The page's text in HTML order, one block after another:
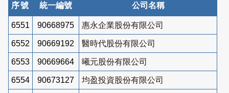
序號 統一編號 公司名稱
6551 90668975 惠永企業股份有限公司
6552 90669192 醫時代股份有限公司
6553 90669664 曦元股份有限公司
6554 90673127 均盈投資股份有限公司